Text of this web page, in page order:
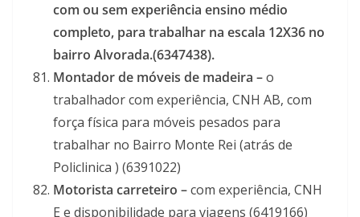
com ou sem experiência ensino médio
completo, para trabalhar na escala 12X36 no
bairro Alvorada.(6347438).
Montador de móveis de madeira –o
trabalhador com experiência, CNH AB, com
força física para móveis pesados para
trabalhar no Bairro Monte Rei (atrás de
Policlinica ) (6391022)
Motorista carreteiro –com experiência, CNH
E e disponibilidade para viagens (6419166)